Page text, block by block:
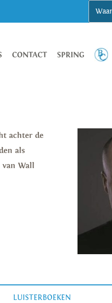
CONTACT SPRING
achter de
als
van Wall
LUISTERBOEKEN